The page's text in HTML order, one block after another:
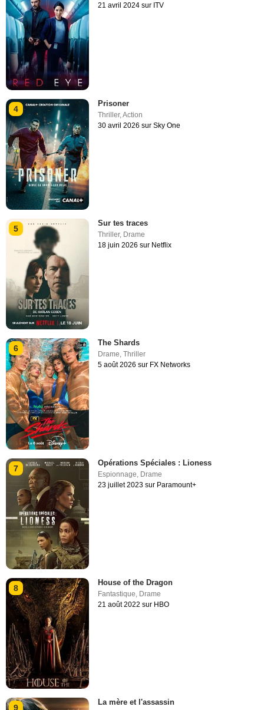
21 avril 2024 sur ITV
4
Prisoner
Thriller,Action
30 avril 2026 sur Sky One
5
Sur tes traces
Thriller, Drame
18 juin 2026 sur Netflix
6
The Shards
Drame,Thriller
5 août 2026 sur FX Networks
7
Opérations Spéciales : Lioness
Espionnage Drame
23 juillet 2023 sur Paramount+
8
House of the Dragon
Fantastique, Drame
21 août 2022 sur HBO
9
La mère et l'assassin